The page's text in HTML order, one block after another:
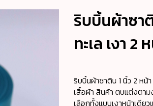
ริบบิ้นผ้าซา
ทะเล เงา 2
ริบบิ้นผ้าซาติน 1 นิ้ว 2 ห
เสื้อผ้า สินค้า ตบแต่งตาม
เลือกทั้งแบบเงาหน้าเดีย